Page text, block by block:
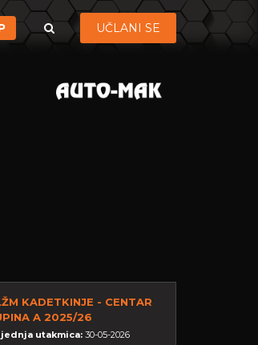
UČLANI SE
KADETKINJE - CENTAR
A 2025/26
utakmica: 30-05-2026